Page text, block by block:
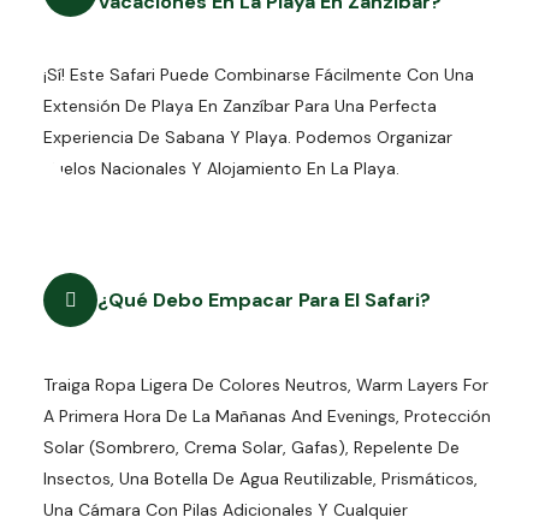
¡Sí! Este Safari Puede Combinarse Fácilmente Con Una
Extensión De Playa En Zanzíbar Para Una Perfecta
Experiencia De Sabana Y Playa. Podemos Organizar
Vuelos Nacionales Y Alojamiento En La Playa.
¿Qué Debo Empacar Para El Safari?
Traiga Ropa Ligera De Colores Neutros, Warm Layers For
A Primera Hora De La Mañanas And Evenings, Protección
Solar (sombrero, Crema Solar, Gafas), Repelente De
Insectos, Una Botella De Agua Reutilizable, Prismáticos,
Una Cámara Con Pilas Adicionales Y Cualquier